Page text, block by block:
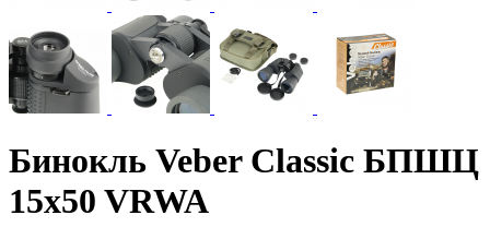
Бинокль Veber Classic БПШЦ
15x50 VRWA